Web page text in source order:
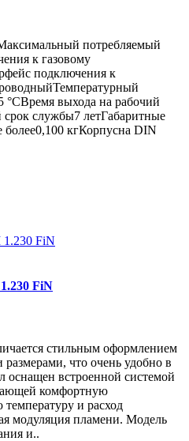
потребляемый
к газовому
подключения к
°СВремя выхода на рабочий
службы7 летГабаритные
кгКорпусна DIN
FiN
стильным оформлением
что очень удобно в
оснащен встроенной системой
комфортную
и расход
модуляция пламени. Модель
и..